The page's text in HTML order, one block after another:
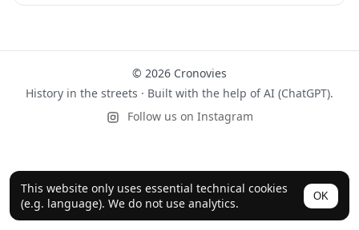
This website only uses essential technical cookies
(e.g. language). We do not use analytics.
OK
© 2026 Cronovies
History in the streets · Built with the help of AI (ChatGPT).
Follow us on Instagram